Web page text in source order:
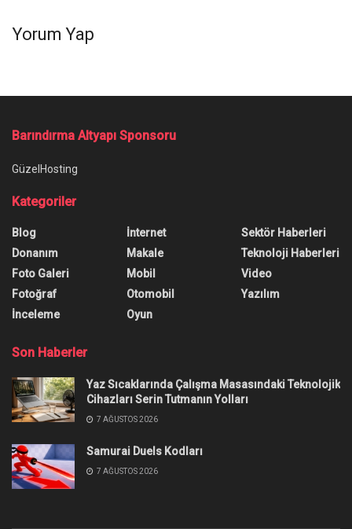
Yorum Yap
Barındırma Altyapı Sponsoru
GüzelHosting
Kategoriler
Blog
Donanım
Foto Galeri
Fotoğraf
İnceleme
İnternet
Makale
Mobil
Otomobil
Oyun
Sektör Haberleri
Teknoloji Haberleri
Video
Yazılım
Son Haberler
Yaz Sıcaklarında Çalışma Masasındaki Teknolojik
Cihazları Serin Tutmanın Yolları
7 AĞUSTOS 2026
Samurai Duels Kodları
7 AĞUSTOS 2026